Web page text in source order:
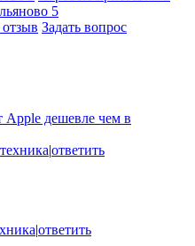
5
Задать вопрос
дешевле чем в
|ответить
|ответить